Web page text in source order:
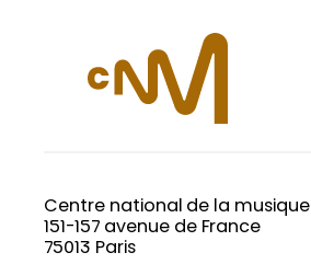
Centre national de la musique
151-157 avenue de France
75013 Paris